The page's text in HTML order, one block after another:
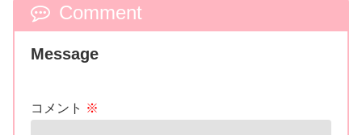
Comment
Message
コメント ※